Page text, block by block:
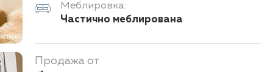
Меблировка:
Частично меблирована
Продажа от